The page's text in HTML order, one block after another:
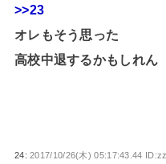
>>23
オレもそう思った
高校中退するかもしれん
24:2017/10/26(木) 05:17:43.44